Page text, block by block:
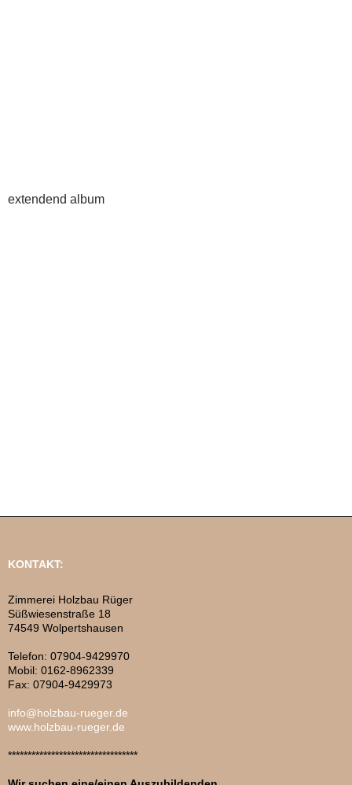
extendend album
KONTAKT:
Zimmerei Holzbau Rüger
Süßwiesenstraße 18
74549 Wolpertshausen
Telefon: 07904-9429970
Mobil: 0162-8962339
Fax: 07904-9429973
info@holzbau-rueger.de
www.holzbau-rueger.de
*********************************